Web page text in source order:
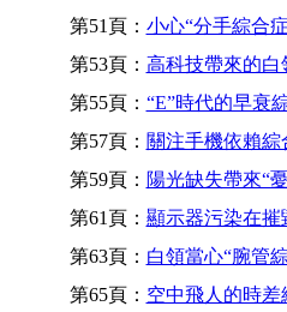
第51頁： 小心“分手綜合
第53頁： 高科技帶來的白
第55頁： “E”時代的早衰
第57頁： 關注手機依賴綜
第59頁： 陽光缺失帶來“
第61頁： 顯示器污染在摧
第63頁： 白領當心“腕管
第65頁： 空中飛人的時差